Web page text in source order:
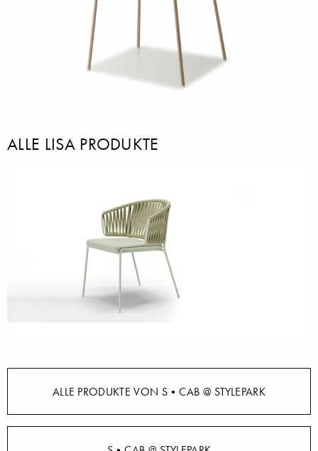
ALLE LISA PRODUKTE
ALLE PRODUKTE VON S•CAB @ STYLEPARK